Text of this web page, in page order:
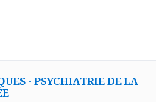
- PSYCHIATRIE DE LA